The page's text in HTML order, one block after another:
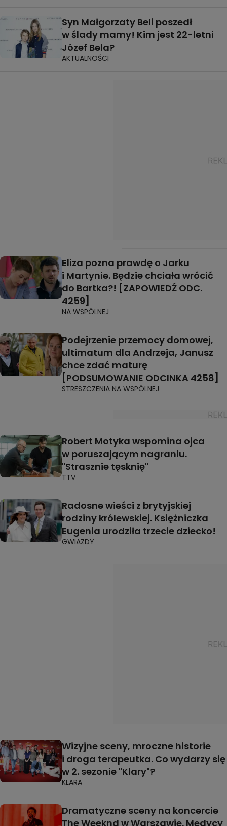
Syn Małgorzaty Beli poszedł
w ślady mamy! Kim jest 22-letni
Józef Bela?
AKTUALNOŚCI
Eliza pozna prawdę o Jarku
i Martynie. Będzie chciała wrócić
do Bartka?! [ZAPOWIEDŹ ODC.
4259]
NA WSPÓLNEJ
Podejrzenie przemocy domowej,
ultimatum dla Andrzeja, Janusz
chce zdać maturę
[PODSUMOWANIE ODCINKA 4258]
STRESZCZENIA NA WSPÓLNEJ
Robert Motyka wspomina ojca
w poruszającym nagraniu.
"Strasznie tęsknię"
TTV
Radosne wieści z brytyjskiej
rodziny królewskiej. Księżniczka
Eugenia urodziła trzecie dziecko!
GWIAZDY
Wizyjne sceny, mroczne historie
i droga terapeutka. Co wydarzy się
w 2. sezonie "Klary"?
KLARA
Dramatyczne sceny na koncercie
The Weeknd w Warszawie. Medycy